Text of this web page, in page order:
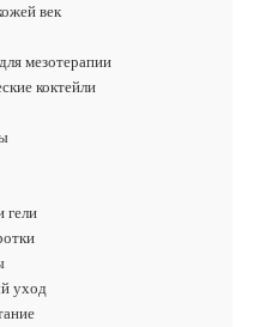
век
мезотерапии
коктейли
уход